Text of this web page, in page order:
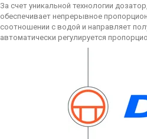
За счет уникальной технологии
обеспечивает непрерывное
соотношении с водой и направляет
автоматически регулируется